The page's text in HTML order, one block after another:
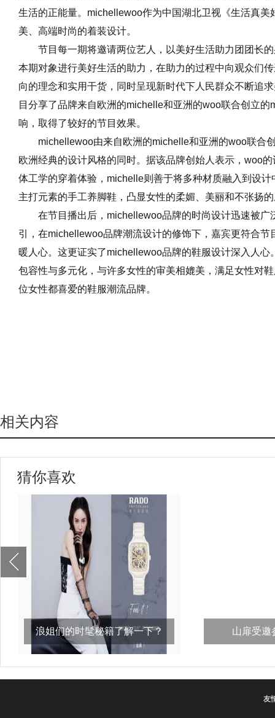
生活的正能量。michellewoo作为中国湖北卫视《生活真
美、高端时尚的着装设计。
节目每一期将邀请两位艺人，以美好生活助力团团长
本期对象进行美好生活的助力，在助力的过程中向观众们
向的理念和实用干货，同时呈现新时代下人民群众不断追
目分享了品牌来自欧洲的michelle和亚洲的woo联合创立
响，取得了较好的节目效果。
michellewoo由来自欧洲的michelle和亚洲的woo联合
欧洲经典的设计风格的同时。据该品牌创始人表示，woo
体工学的穿着体验，michelle则善于将多种材质融入到设
主打元素的手工养脚鞋，凸显女性的柔媚、美丽和不张扬
在节目播出后，michellewoo品牌的时尚设计迅速被
引，在michellewoo品牌潮流设计的修饰下，嘉宾更符合
暖人心。这更证实了michellewoo品牌的鞋服设计深入人
包容性与多元化，与许多女性的审美相媲美，满足女性对
位女性都喜爱的鞋服潮流品牌。
相关内容
猜你喜欢
浪姐们的时髦秘籍了解一下？ 山扉受邀
友